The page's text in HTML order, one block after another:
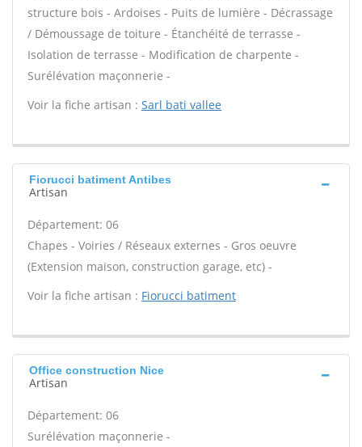
structure bois - Ardoises - Puits de lumière - Décrassage
/ Démoussage de toiture - Étanchéité de terrasse -
Isolation de terrasse - Modification de charpente -
Surélévation maçonnerie -
Voir la fiche artisan : Sarl bati vallee
Fiorucci batiment Antibes
Artisan
Département: 06
Chapes - Voiries / Réseaux externes - Gros oeuvre
(Extension maison, construction garage, etc) -
Voir la fiche artisan : Fiorucci batiment
Office construction Nice
Artisan
Département: 06
Surélévation maçonnerie -